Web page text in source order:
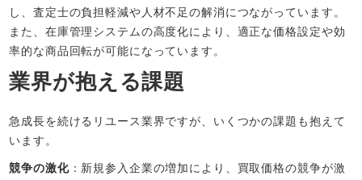
し、査定士の負担軽減や人材不足の解消につながっています。
また、在庫管理システムの高度化により、適正な価格設定や効
率的な商品回転が可能になっています。
業界が抱える課題
急成長を続けるリユース業界ですが、いくつかの課題も抱えて
います。
競争の激化：新規参入企業の増加により、買取価格の競争が激